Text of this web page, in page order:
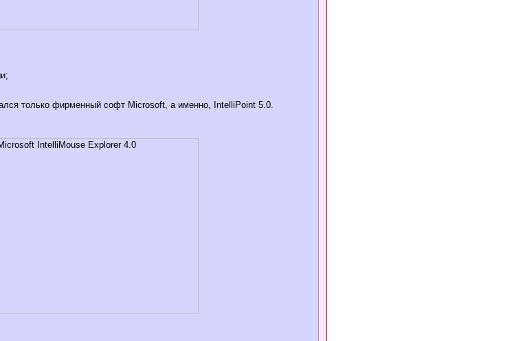
только фирменный софт Microsoft, а именно, IntelliPoint 5.0.